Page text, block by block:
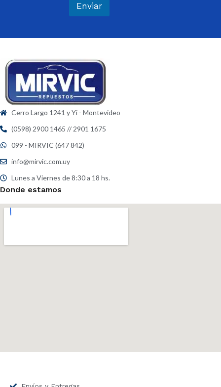
o
t
r
ó
n
i
c
o
*
Enviar
Cerro Largo 1241 y Yi - Montevideo
(0598) 2900 1465 // 2901 1675
099 - MIRVIC (647 842)
info@mirvic.com.uy
Lunes a Viernes de 8:30 a 18 hs.
Donde estamos